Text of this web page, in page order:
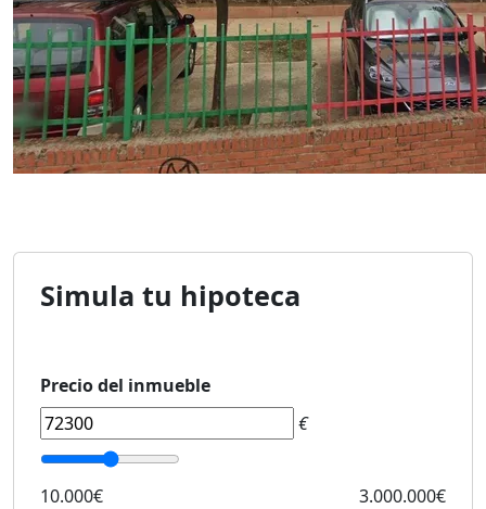
Simula tu hipoteca
Precio del inmueble
€
10.000€ 3.000.000€